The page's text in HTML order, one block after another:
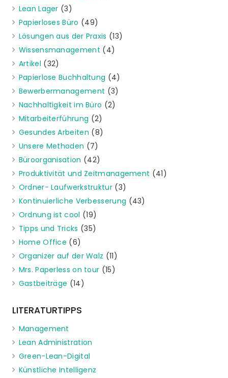
Lean Lager (3)
Papierloses Büro (49)
Lösungen aus der Praxis (13)
Wissensmanagement (4)
Artikel (32)
Papierlose Buchhaltung (4)
Bewerbermanagement (3)
Nachhaltigkeit im Büro (2)
Mitarbeiterführung (2)
Gesundes Arbeiten (8)
Unsere Methoden (7)
Büroorganisation (42)
Produktivität und Zeitmanagement (41)
Ordner- Laufwerkstruktur (3)
Kontinuierliche Verbesserung (43)
Ordnung ist cool (19)
Tipps und Tricks (35)
Home Office (6)
Organizer auf der Walz (11)
Mrs. Paperless on tour (15)
Gastbeiträge (14)
LITERATURTIPPS
Management
Lean Administration
Green-Lean-Digital
Künstliche Intelligenz